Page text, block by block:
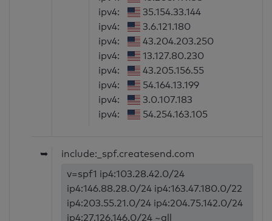
ipv4:
35.154.33.144
ipv4:
3.6.121.180
ipv4:
43.204.203.250
ipv4:
13.127.80.230
ipv4:
43.205.156.55
ipv4:
54.164.13.199
ipv4:
3.0.107.183
ipv4:
54.254.163.105
➥
include:_spf.createsend.com
v=spf1 ip4:103.28.42.0/24
ip4:146.88.28.0/24 ip4:163.47.180.0/22
ip4:203.55.21.0/24 ip4:204.75.142.0/24
ip4:27.126.146.0/24 ~all